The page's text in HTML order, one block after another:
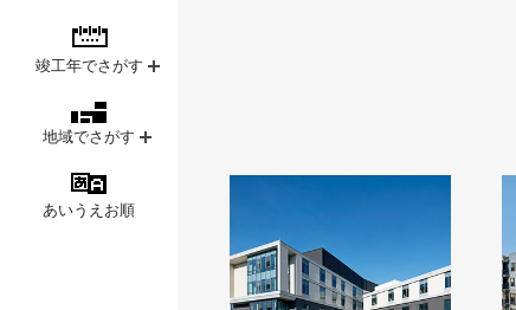
竣工年でさがす
地域でさがす
あいうえお順